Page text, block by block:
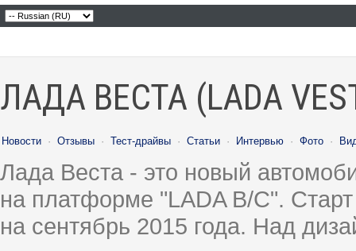
ЛАДА ВЕСТА (LADA
Новости · Отзывы · Тест-драйвы · Статьи · Интервью · Фото ·
Лада Веста - это новый
на платформе "LADA B/C".
на сентябрь 2015 года. Над